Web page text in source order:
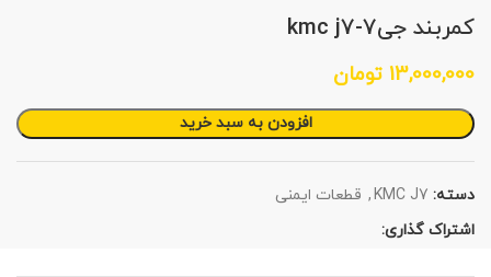
کمربند جی7-kmc j7
13,000,000 تومان
افزودن به سبد خرید
دسته: KMC J7
, قطعات ایمنی
اشتراک گذاری: